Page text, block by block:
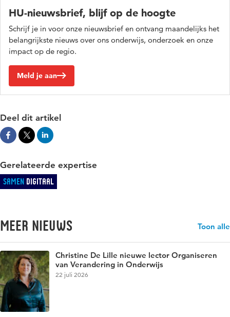
HU-nieuwsbrief, blijf op de hoogte
Schrijf je in voor onze nieuwsbrief en ontvang maandelijks het
belangrijkste nieuws over ons onderwijs, onderzoek en onze
impact op de regio.
Meld je aan
Deel dit artikel
Gerelateerde expertise
Samen Digitaal
Meer nieuws Toon alle
Christine De Lille nieuwe lector Organiseren
van Verandering in Onderwijs
22 juli 2026